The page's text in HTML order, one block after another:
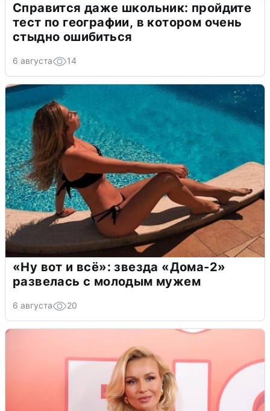
Справится даже школьник: пройдите
тест по географии, в котором очень
стыдно ошибиться
6 августа 14
«Ну вот и всё»: звезда «Дома-2»
развелась с молодым мужем
6 августа 20